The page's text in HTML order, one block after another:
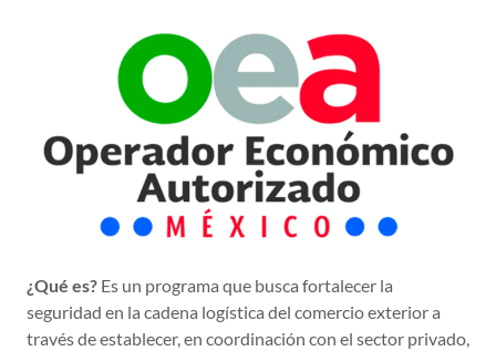
¿Qué es? Es un programa que busca fortalecer la
seguridad en la cadena logística del comercio exterior a
través de establecer, en coordinación con el sector privado,